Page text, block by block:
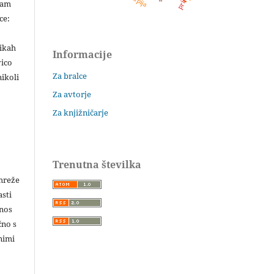
s
Informacije
Za bralce
Za avtorje
Za knjižničarje
Trenutna številka